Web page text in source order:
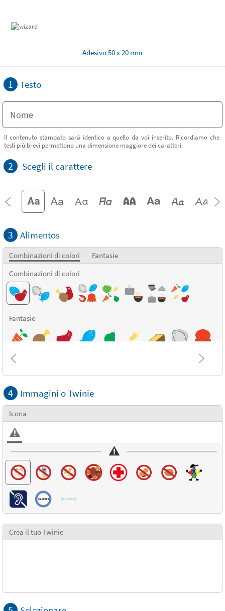
Adesivo 50 x 20 mm
1 Testo
Il contenuto stampato sarà identico a quello da voi inserito. Ricordiamo che
testi più brevi permettono una dimensione maggiore dei caratteri.
2 Scegli il carattere
3 Alimentos
Combinazioni di colori
Fantasie
Combinazioni di colori
Fantasie
4 Immagini o Twinie
Icona
Crea il tuo Twinie